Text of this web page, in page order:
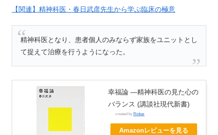
【関連】精神科医・春日武彦先生から学ぶ臨床の極意
精神科医となり、患者個人のみならず家族をユニットとし
て捉えて治療を行うようになった。
幸福論 ―精神科医の見た心の
バランス (講談社現代新書)
created by Rinker
Amazonレビューを見る